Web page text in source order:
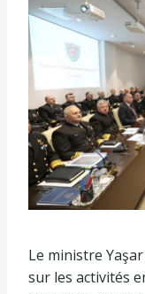
Le ministre
sur les activités